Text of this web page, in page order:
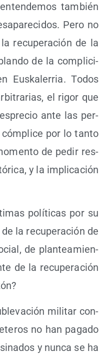
tam­bién
Pero no
recu­pe­ra­ción de la
de la com­pli­ci­
Eus­ka­le­rria. Todos
el rigor que
ante las per­
por lo tan­to
de pedir res­
y la impli­ca­ción
polí­ti­cas por su
la recu­pe­ra­ción de
de plan­tea­mien­
de la recu­pe­ra­ción
mili­tar con­
no han paga­do
y nun­ca se ha